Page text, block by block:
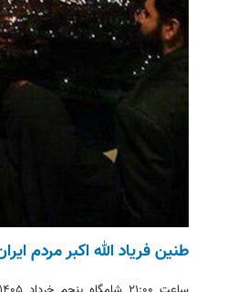
طنین فریاد الله اکبر مردم